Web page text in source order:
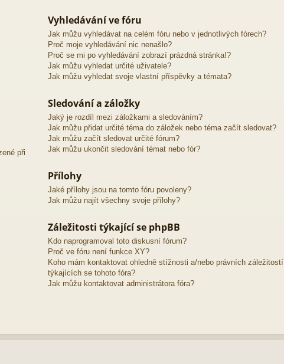
při
Vyhledávání ve fóru
Jak můžu vyhledávat na celém fóru nebo v jednotlivých fórech?
Proč moje vyhledávání nic nenašlo?
Proč se mi po vyhledávání zobrazí prázdná stránka!?
Jak můžu vyhledat určité uživatele?
Jak můžu vyhledat svoje vlastní příspěvky a témata?
Sledování a záložky
Jaký je rozdíl mezi záložkami a sledováním?
Jak můžu přidat určité téma do záložek nebo téma začít sledovat?
Jak můžu začít sledovat určité fórum?
Jak můžu ukončit sledování témat nebo fór?
Přílohy
Jaké přílohy jsou na tomto fóru povoleny?
Jak můžu najít všechny svoje přílohy?
Záležitosti týkající se phpBB
Kdo naprogramoval toto diskusní fórum?
Proč ve fóru není funkce XY?
Koho mám kontaktovat ohledně stížnosti a/nebo právních záležitostí
týkajících se tohoto fóra?
Jak můžu kontaktovat administrátora fóra?